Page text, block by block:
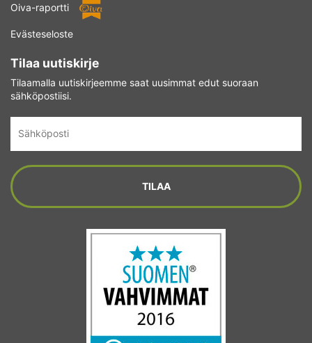
Oiva-raportti
Evästeseloste
Tilaa uutiskirje
Tilaamalla uutiskirjeemme saat uusimmat edut suoraan
sähköpostiisi.